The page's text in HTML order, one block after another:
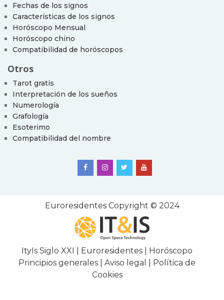
Fechas de los signos
Características de los signos
Horóscopo Mensual
Horóscopo chino
Compatibilidad de horóscopos
Otros
Tarot gratis
Interpretación de los sueños
Numerología
Grafología
Esoterimo
Compatibilidad del nombre
EuroresidentesCopyright © 2024
ItyIs Siglo XXI Euroresidentes
Horóscopo
Principios generales
Aviso legal
Política de
Cookies